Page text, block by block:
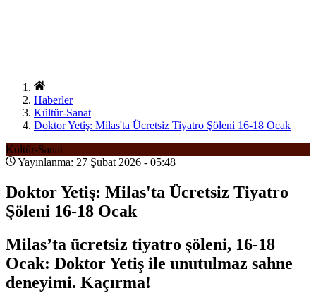
Haberler
Kültür-Sanat
Doktor Yetiş: Milas'ta Ücretsiz Tiyatro Şöleni 16-18 Ocak
Kültür-Sanat
Yayınlanma: 27 Şubat 2026 - 05:48
Doktor Yetiş: Milas'ta Ücretsiz Tiyatro
Şöleni 16-18 Ocak
Milas’ta ücretsiz tiyatro şöleni, 16-18
Ocak: Doktor Yetiş ile unutulmaz sahne
deneyimi. Kaçırma!